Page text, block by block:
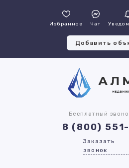
Избранное Чат
Добавить
Бесплатный
8 (800)
Заказать
звонок